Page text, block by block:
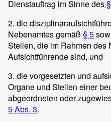
Dienstauftrag im Sinne des
2. die
Nebenamtes gemäß § 5
Stellen, die im Rahmen des
Aufsichtführende sind, und
3. die vorgesetzten und
Organe und Stellen einer
abgeordneten oder
5 Abs. 3.